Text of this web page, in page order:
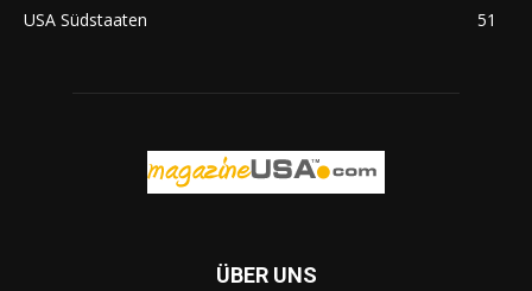
USA Südstaaten
51
ÜBER UNS